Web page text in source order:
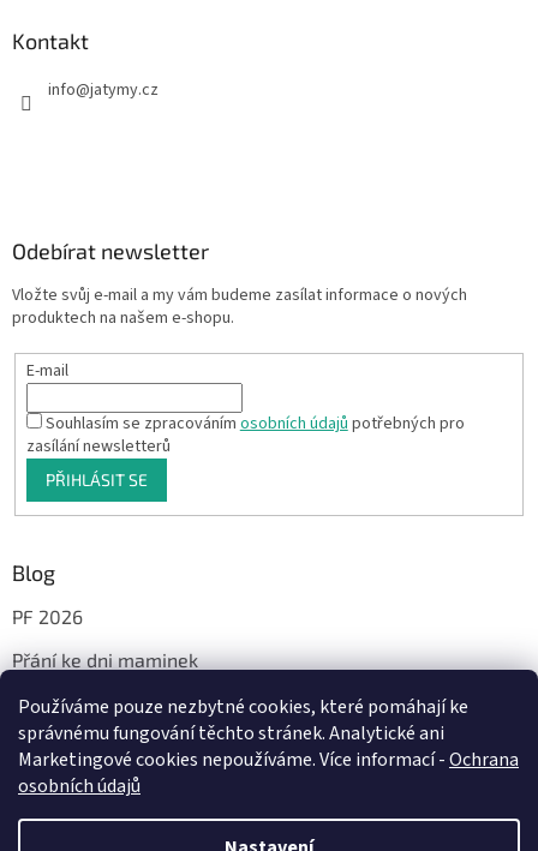
Používáme pouze nezbytné cookies, které pomáhají ke
správnému fungování těchto stránek. Analytické ani
Marketingové cookies nepoužíváme. Více informací -Ochrana
osobních údajů
Kontakt
info@jatymy.cz
Odebírat newsletter
Vložte svůj e-mail a my vám budeme zasílat informace o nových
produktech na našem e-shopu.
E-mail
Souhlasím se zpracovánímosobních údajůpotřebných pro
zasílání newsletterů
PŘIHLÁSIT SE
Blog
PF 2026
Přání ke dni maminek
Facebook